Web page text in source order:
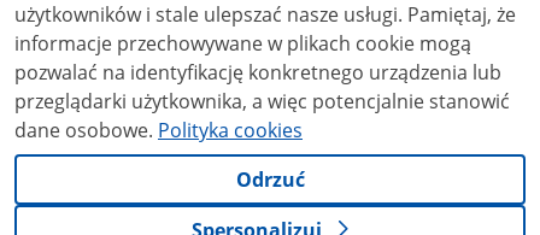
użytkowników i stale ulepszać nasze usługi. Pamiętaj, że
informacje przechowywane w plikach cookie mogą
pozwalać na identyfikację konkretnego urządzenia lub
przeglądarki użytkownika, a więc potencjalnie stanowić
dane osobowe. Polityka cookies
Odrzuć